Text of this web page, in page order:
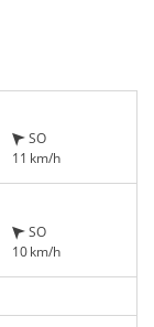
SO
11 km/h
SO
10 km/h